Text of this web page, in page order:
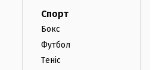
Спорт
Бокс
Футбол
Теніс